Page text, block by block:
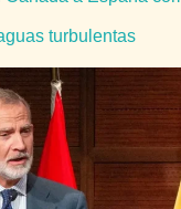
turbulentas